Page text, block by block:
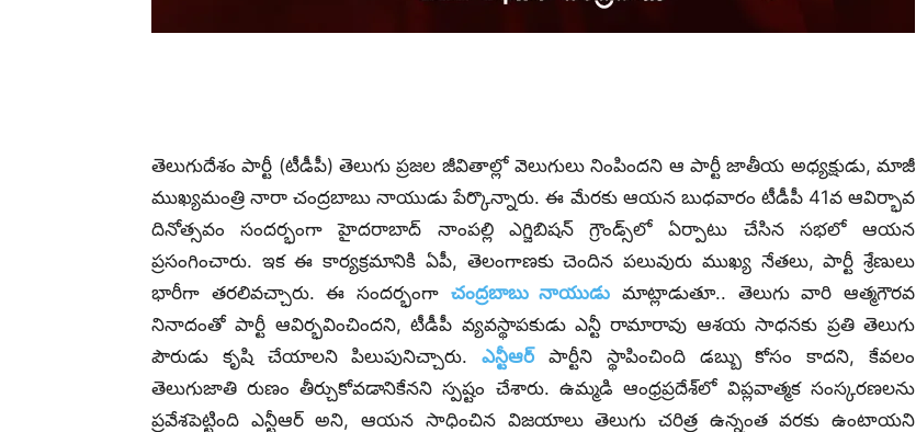
తెలుగుదేశం పార్టీ (టీడీపీ) తెలుగు ప్రజల జీవితాల్లో వెలుగులు నింపిందని ఆ పార్టీ జాతీయ అధ్యక్షుడు, మాజీ
ముఖ్యమంత్రి నారా చంద్రబాబు నాయుడు పేర్కొన్నారు. ఈ మేరకు ఆయన బుధవారం టీడీపీ 41వ ఆవిర్భావ
దినోత్సవం సందర్భంగా హైదరాబాద్‌ నాంపల్లి ఎగ్జిబిషన్‌ గ్రౌండ్స్‌లో ఏర్పాటు చేసిన సభలో ఆయన
ప్రసంగించారు. ఇక ఈ కార్యక్రమానికి ఏపీ, తెలంగాణకు చెందిన పలువురు ముఖ్య నేతలు, పార్టీ శ్రేణులు
భారీగా తరలివచ్చారు. ఈ సందర్భంగా చంద్రబాబు నాయుడు మాట్లాడుతూ.. తెలుగు వారి ఆత్మగౌరవ
నినాదంతో పార్టీ ఆవిర్భవించిందని, టీడీపీ వ్యవస్థాపకుడు ఎన్టీ రామారావు ఆశయ సాధనకు ప్రతి తెలుగు
పౌరుడు కృషి చేయాలని పిలుపునిచ్చారు.ఎన్టీఆర్పార్టీని స్థాపించింది డబ్బు కోసం కాదని, కేవలం
తెలుగుజాతి రుణం తీర్చుకోవడానికేనని స్పష్టం చేశారు. ఉమ్మడి ఆంధ్రప్రదేశ్‌లో విప్లవాత్మక సంస్కరణలను
ప్రవేశపెట్టింది ఎన్టీఆర్ అని, ఆయన సాధించిన విజయాలు తెలుగు చరిత్ర ఉన్నంత వరకు ఉంటాయని